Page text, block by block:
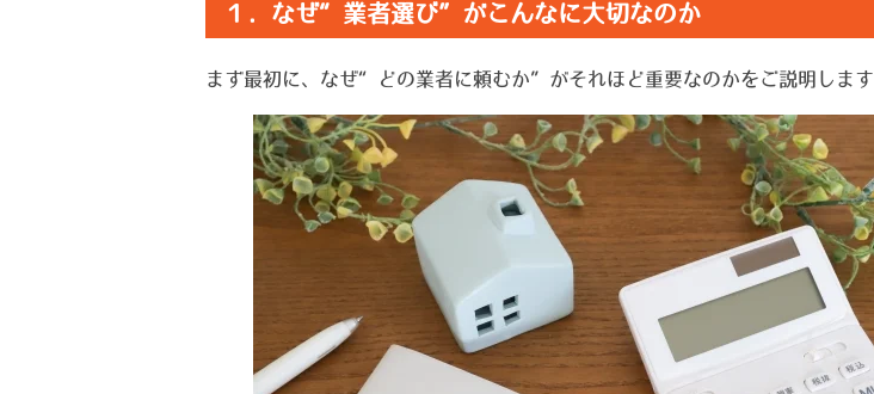
１．なぜ“業者選び”がこんなに大切なのか
まず最初に、なぜ“どの業者に頼むか”がそれほど重要なのかをご説明します